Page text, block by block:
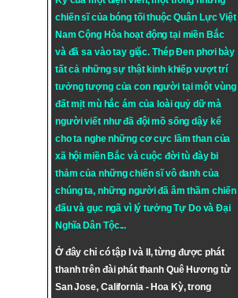
chiến sĩ của bóng tối thuộc Quân Lực Việt
Nam Cộng Hòa hoạt động tại miền Bắc
và đã sa vào tay giặc. Thép Đen phơi bày
tất cả những sự thật kinh khiếp vượt trí
tưởng tượng của con người tại một vùng
đất mịt mù hắc ám của loài quỷ dữ mà
người viết như đã đội mồ sống dậy kể
cho ta nghe những cơ cực lầm than của
xã hội miền Bắc và cuộc đời tù đày bi
thảm của những chiến sĩ vô danh của
chúng ta, những người đã âm thầm chiến
đấu và gục ngã vì lý tưởngTự DovàĐại
Nghĩa Dân Tộc...
Ở đây chỉ có tập I và II, từng được phát
thanh trên đài phát thanh Quê Hương từ
San Jose, California - Hoa Kỳ, trong